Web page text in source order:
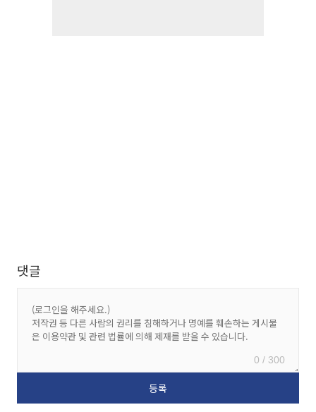
댓글
0 / 300